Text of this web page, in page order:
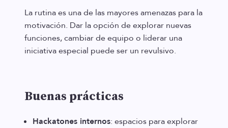
La rutina es una de las mayores amenazas para la
motivación. Dar la opción de explorar nuevas
funciones, cambiar de equipo o liderar una
iniciativa especial puede ser un revulsivo.
Buenas prácticas
Hackatones internos: espacios para explorar